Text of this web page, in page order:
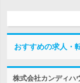
おすすめの求人・
株式会社カンディハ